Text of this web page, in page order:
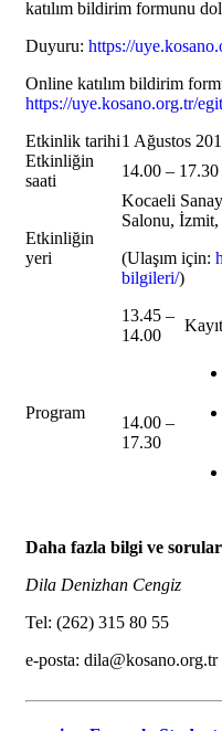
katılım bildirim formunu
Duyuru: https://
Online katılım bildirim
https://uye.kosano.org.tr/
Etkinlik tarihi1 Ağustos
Etkinliğin
saati
14.00 – 17.30
Etkinliğin
yeri
Kocaeli
Salonu,
(Ulaşım için:
bilgileri/)
Program
13.45 –
14.00
Kayıt
14.00 –
17.30
Daha fazla bilgi ve
Dila Denizhan Cengiz
Tel: (262) 315 80 55
e-posta: dila@kosano.org.tr